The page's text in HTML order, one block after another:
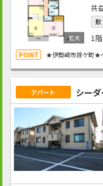
敷
1階
★伊勢崎市除ケ町★
アパート シー